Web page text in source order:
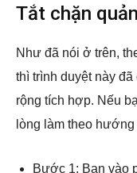
Tắt chặn
Như đã nói ở trên,
thì trình duyệt này
rộng tích hợp. Nếu
lòng làm theo hướng
Bước 1: Bạn vào